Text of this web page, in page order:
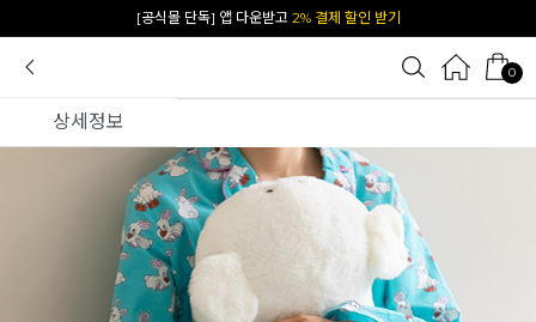
카카오 플친 추가하면1천원 즉시 할인 쿠폰
0
상세정보